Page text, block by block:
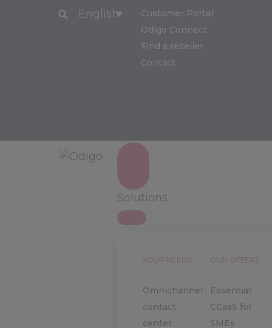
English
Customer Portal
Odigo Connect
Find a reseller
Contact
Solutions
YOUR NEEDS
Omnichannel
contact
center
OUR OFFERS
Essential:
CCaaS for
SMEs